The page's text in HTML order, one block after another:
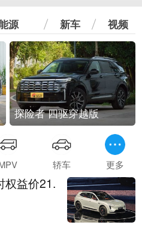
源 新车 视频
探险者 四驱穿越版
轿车 更多
权益价21.